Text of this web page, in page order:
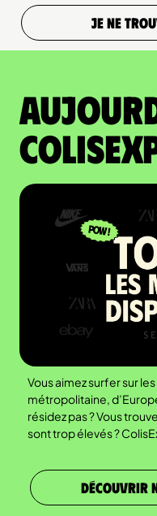
JE NE
Vous aimez surfer sur
métropolitaine,
résidez pas ? Vous
sont trop élevés ?
DÉCOUVRIR